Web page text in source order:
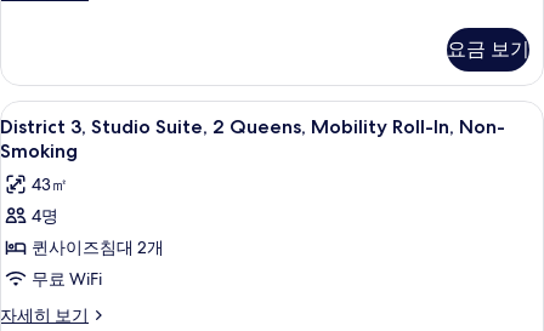
연
(District
3)
사
진
모
두
보
연
(District
3)
자
세
히
보
기
대
2
개,
금
연
(District
3
Dlx
Poolside
퀸
사
이
즈
대
2
금
연
3
요금 보기
District
3,
Studio
Suite,
2
Queens,
Mobility
Roll-
오리/거위털 이불, 필로우탑 침대, 객실
6
District 3, Studio Suite, 2 Queens, Mobility Roll-In, Non-
Smoking
43㎡
4명
퀸사이즈침대 2개
무료 WiFi
자세히 보기
District